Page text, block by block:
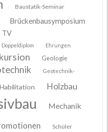
Baustatik-Seminar
Brückenbausymposium
TV
Doppeldiplom Ehrungen
Geologie
Geotechnik-
Habilitation Holzbau
Mechanik
Schüler